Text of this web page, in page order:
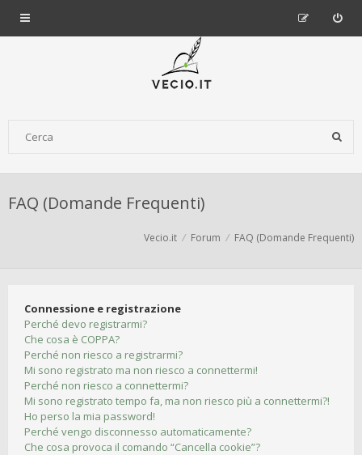
FAQ (Domande Frequenti)
Vecio.it Forum FAQ (Domande Frequenti)
Connessione e registrazione
Perché devo registrarmi?
Che cosa è COPPA?
Perché non riesco a registrarmi?
Mi sono registrato ma non riesco a connettermi!
Perché non riesco a connettermi?
Mi sono registrato tempo fa, ma non riesco più a connettermi?!
Ho perso la mia password!
Perché vengo disconnesso automaticamente?
Che cosa provoca il comando “Cancella cookie”?